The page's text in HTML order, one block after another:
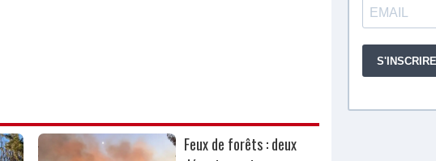
Feux de forêts : deux